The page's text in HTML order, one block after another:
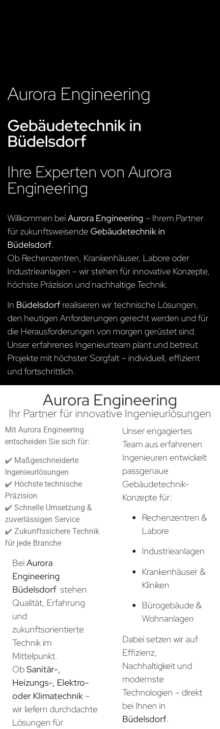
Aurora Engineering
Gebäudetechnik in
Büdelsdorf
Ihre Experten von Aurora
Engineering
Willkommen beiAurora Engineering – Ihrem Partner
für zukunftsweisendeGebäudetechnik in
Büdelsdorf.
Ob Rechenzentren, Krankenhäuser, Labore oder
Industrieanlagen – wir stehen für innovative Konzepte,
höchste Präzision und nachhaltige Technik.
In Büdelsdorf realisieren wir technische Lösungen,
den heutigen Anforderungen gerecht werden und für
die Herausforderungen von morgen gerüstet sind.
Unser erfahrenes Ingenieurteam plant und betreut
Projekte mit höchster Sorgfalt – individuell, effizient
und fortschrittlich.
Aurora Engineering
Ihr Partner für innovative Ingenieurlösungen
Mit Aurora Engineering
entscheiden Sie sich für:
✔️ Maßgeschneiderte
Ingenieurlösungen
✔️ Höchste technische
Präzision
✔️ Schnelle Umsetzung &
zuverlässigen Service
✔️ Zukunftssichere Technik
für jede Branche
BeiAurora
Engineering
Büdelsdorf stehen
Qualität, Erfahrung
und
zukunftsorientierte
Technik im
Mittelpunkt.
ObSanitär-,
Heizungs-, Elektro-
oder Klimatechnik –
wir liefern durchdachte
Lösungen für
Unser engagiertes
Team aus erfahrenen
Ingenieuren entwickelt
passgenaue
Gebäudetechnik-
Konzepte für:
Rechenzentren &
Labore
Industrieanlagen
Krankenhäuser &
Kliniken
Bürogebäude &
Wohnanlagen
Dabei setzen wir auf
Effizienz,
Nachhaltigkeit und
modernste
Technologien – direkt
bei Ihnen in
Büdelsdorf.